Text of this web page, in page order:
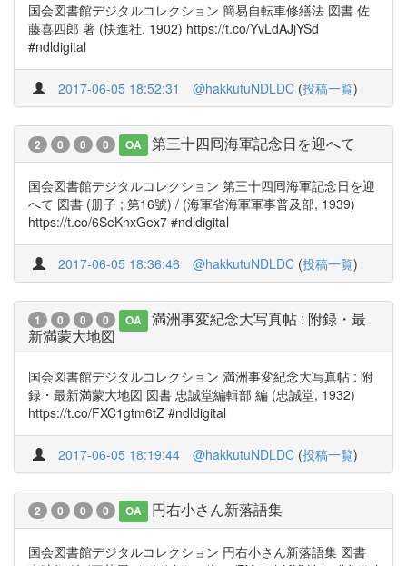
国会図書館デジタルコレクション 簡易自転車修繕法 図書 佐
藤喜四郎 著 (快進社, 1902) https://t.co/YvLdAJjYSd
#ndldigital
2017-06-05 18:52:31 @hakkutuNDLDC (投稿一覧)
2 0 0 0 OA 第三十四囘海軍記念日を迎へて
国会図書館デジタルコレクション 第三十四囘海軍記念日を迎
へて 図書 (册子 ; 第16號) / (海軍省海軍軍事普及部, 1939)
https://t.co/6SeKnxGex7 #ndldigital
2017-06-05 18:36:46 @hakkutuNDLDC (投稿一覧)
1 0 0 0 OA
満洲事変紀念大写真帖 : 附録・最
新満蒙大地図
国会図書館デジタルコレクション 満洲事変紀念大写真帖 : 附
録・最新満蒙大地図 図書 忠誠堂編輯部 編 (忠誠堂, 1932)
https://t.co/FXC1gtm6tZ #ndldigital
2017-06-05 18:19:44 @hakkutuNDLDC (投稿一覧)
2 0 0 0 OA 円右小さん新落語集
国会図書館デジタルコレクション 円右小さん新落語集 図書